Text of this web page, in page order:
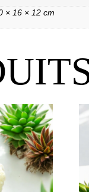
× 16 × 12 cm